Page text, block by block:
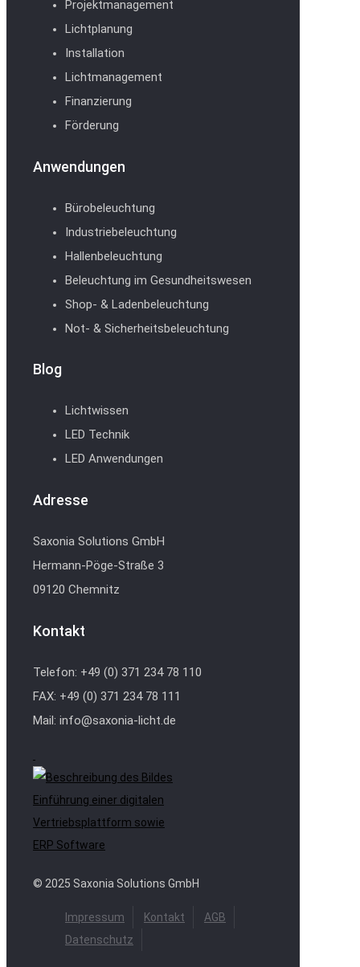
Projektmanagement
Lichtplanung
Installation
Lichtmanagement
Finanzierung
Förderung
Anwendungen
Bürobeleuchtung
Industriebeleuchtung
Hallenbeleuchtung
Beleuchtung im Gesundheitswesen
Shop- & Ladenbeleuchtung
Not- & Sicherheitsbeleuchtung
Blog
Lichtwissen
LED Technik
LED Anwendungen
Adresse
Saxonia Solutions GmbH
Hermann-Pöge-Straße 3
09120 Chemnitz
Kontakt
Telefon: +49 (0) 371 234 78 110
FAX: +49 (0) 371 234 78 111
Mail: info@saxonia-licht.de
Einführung einer digitalen
Vertriebsplattform sowie
ERP Software
© 2025 Saxonia Solutions GmbH
Impressum Kontakt
AGB
Datenschutz